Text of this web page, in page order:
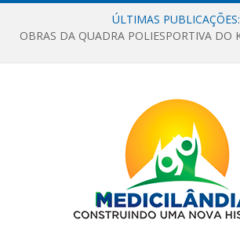
ÚLTIMAS PUBLICAÇÕES: